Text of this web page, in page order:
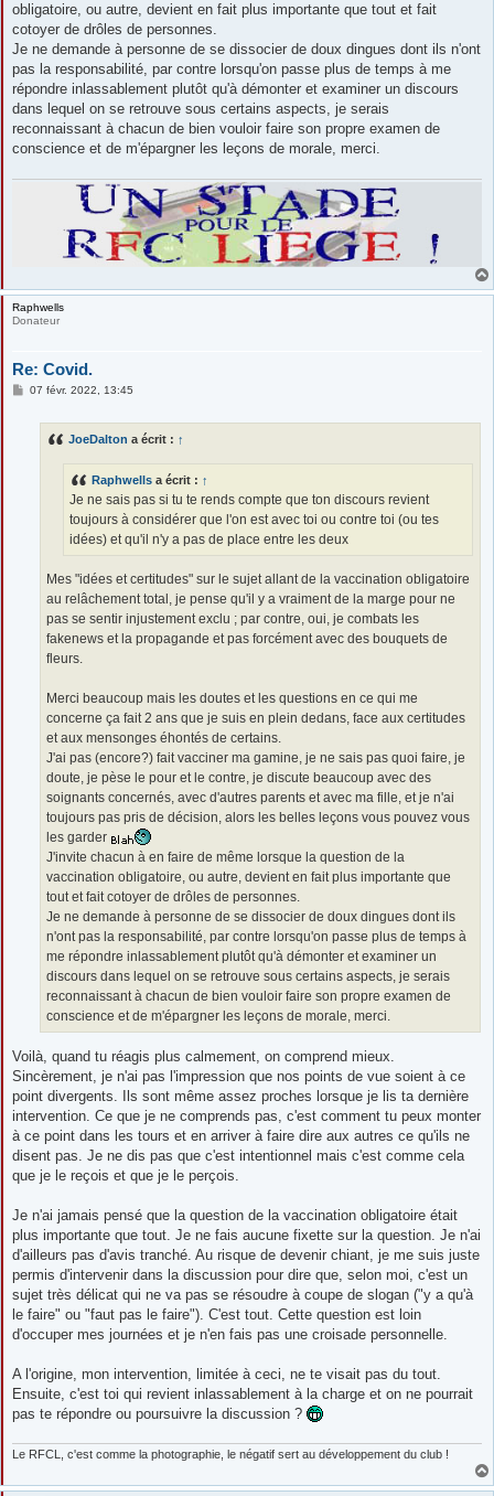
obligatoire, ou autre, devient en fait plus importante que tout et fait
cotoyer de drôles de personnes.
Je ne demande à personne de se dissocier de doux dingues dont ils n'ont
pas la responsabilité, par contre lorsqu'on passe plus de temps à me
répondre inlassablement plutôt qu'à démonter et examiner un discours
dans lequel on se retrouve sous certains aspects, je serais
reconnaissant à chacun de bien vouloir faire son propre examen de
conscience et de m'épargner les leçons de morale, merci.
Raphwells
Donateur
Re: Covid.
M07 févr. 2022, 13:45
JoeDalton a écrit : ↑
Raphwells a écrit : ↑
Je ne sais pas si tu te rends compte que ton discours revient
toujours à considérer que l'on est avec toi ou contre toi (ou tes
idées) et qu'il n'y a pas de place entre les deux
Mes "idées et certitudes" sur le sujet allant de la vaccination obligatoire
au relâchement total, je pense qu'il y a vraiment de la marge pour ne
pas se sentir injustement exclu ; par contre, oui, je combats les
fakenews et la propagande et pas forcément avec des bouquets de
fleurs.
Merci beaucoup mais les doutes et les questions en ce qui me
concerne ça fait 2 ans que je suis en plein dedans, face aux certitudes
et aux mensonges éhontés de certains.
J'ai pas (encore?) fait vacciner ma gamine, je ne sais pas quoi faire, je
doute, je pèse le pour et le contre, je discute beaucoup avec des
soignants concernés, avec d'autres parents et avec ma fille, et je n'ai
toujours pas pris de décision, alors les belles leçons vous pouvez vous
les garder
J'invite chacun à en faire de même lorsque la question de la
vaccination obligatoire, ou autre, devient en fait plus importante que
tout et fait cotoyer de drôles de personnes.
Je ne demande à personne de se dissocier de doux dingues dont ils
n'ont pas la responsabilité, par contre lorsqu'on passe plus de temps à
me répondre inlassablement plutôt qu'à démonter et examiner un
discours dans lequel on se retrouve sous certains aspects, je serais
reconnaissant à chacun de bien vouloir faire son propre examen de
conscience et de m'épargner les leçons de morale, merci.
Voilà, quand tu réagis plus calmement, on comprend mieux.
Sincèrement, je n'ai pas l'impression que nos points de vue soient à ce
point divergents. Ils sont même assez proches lorsque je lis ta dernière
intervention. Ce que je ne comprends pas, c'est comment tu peux monter
à ce point dans les tours et en arriver à faire dire aux autres ce qu'ils ne
disent pas. Je ne dis pas que c'est intentionnel mais c'est comme cela
que je le reçois et que je le perçois.
Je n'ai jamais pensé que la question de la vaccination obligatoire était
plus importante que tout. Je ne fais aucune fixette sur la question. Je n'ai
d'ailleurs pas d'avis tranché. Au risque de devenir chiant, je me suis juste
permis d'intervenir dans la discussion pour dire que, selon moi, c'est un
sujet très délicat qui ne va pas se résoudre à coupe de slogan ("y a qu'à
le faire" ou "faut pas le faire"). C'est tout. Cette question est loin
d'occuper mes journées et je n'en fais pas une croisade personnelle.
A l'origine, mon intervention, limitée à ceci, ne te visait pas du tout.
Ensuite, c'est toi qui revient inlassablement à la charge et on ne pourrait
pas te répondre ou poursuivre la discussion ?
Le RFCL, c'est comme la photographie, le négatif sert au développement du club !